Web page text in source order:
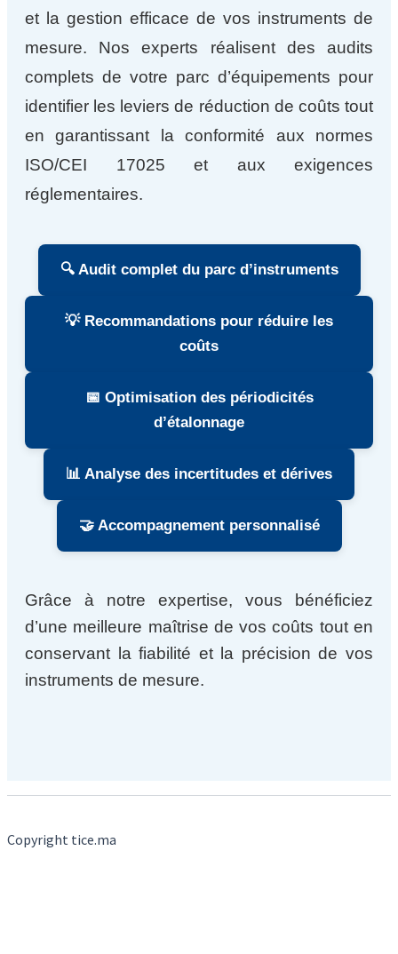
et la gestion efficace de vos instruments de
mesure. Nos experts réalisent des audits
complets de votre parc d’équipements pour
identifier les leviers de réduction de coûts tout
en garantissant la conformité aux normes
ISO/CEI 17025 et aux exigences
réglementaires.
🔍 Audit complet du parc d’instruments
💡 Recommandations pour réduire les
coûts
📅 Optimisation des périodicités
d’étalonnage
📊 Analyse des incertitudes et dérives
🤝 Accompagnement personnalisé
Grâce à notre expertise, vous bénéficiez
d’une meilleure maîtrise de vos coûts tout en
conservant la fiabilité et la précision de vos
instruments de mesure.
Copyright tice.ma